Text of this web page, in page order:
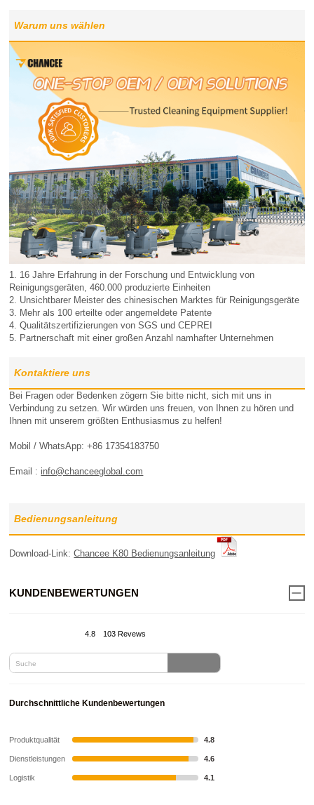
Warum uns wählen
1. 16 Jahre Erfahrung in der Forschung und Entwicklung von
Reinigungsgeräten, 460.000 produzierte Einheiten
2. Unsichtbarer Meister des chinesischen Marktes für Reinigungsgeräte
3. Mehr als 100 erteilte oder angemeldete Patente
4. Qualitätszertifizierungen von SGS und CEPREI
5. Partnerschaft mit einer großen Anzahl namhafter Unternehmen
Kontaktiere uns
Bei Fragen oder Bedenken zögern Sie bitte nicht, sich mit uns in
Verbindung zu setzen. Wir würden uns freuen, von Ihnen zu hören und
Ihnen mit unserem größten Enthusiasmus zu helfen!
Mobil / WhatsApp: +86 17354183750
Email : info@chanceeglobal.com
Bedienungsanleitung
Download-Link:Chancee K80 Bedienungsanleitung
KUNDENBEWERTUNGEN
4.8 103 Revews
Durchschnittliche Kundenbewertungen
Produktqualität 4.8
Dienstleistungen 4.6
Logistik 4.1